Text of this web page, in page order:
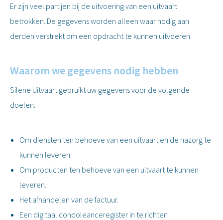
Er zijn veel partijen bij de uitvoering van een uitvaart
betrokken. De gegevens worden alleen waar nodig aan
derden verstrekt om een opdracht te kunnen uitvoeren.
Waarom we gegevens nodig hebben
Silene Uitvaart gebruikt uw gegevens voor de volgende
doelen:
Om diensten ten behoeve van een uitvaart en de nazorg te
kunnen leveren.
Om producten ten behoeve van een uitvaart te kunnen
leveren.
Het afhandelen van de factuur.
Een digitaal condoleanceregister in te richten